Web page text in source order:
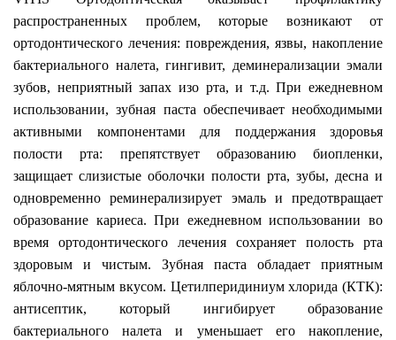
распространенных проблем, которые возникают от
ортодонтического лечения: повреждения, язвы, накопление
бактериального налета, гингивит, деминерализации эмали
зубов, неприятный запах изо рта, и т.д. При ежедневном
использовании, зубная паста обеспечивает необходимыми
активными компонентами для поддержания здоровья
полости рта: препятствует образованию биопленки,
защищает слизистые оболочки полости рта, зубы, десна и
одновременно реминерализирует эмаль и предотвращает
образование кариеса. При ежедневном использовании во
время ортодонтического лечения сохраняет полость рта
здоровым и чистым. Зубная паста обладает приятным
яблочно-мятным вкусом. Цетилперидиниум хлорида (КТК):
антисептик, который ингибирует образование
бактериального налета и уменьшает его накопление,